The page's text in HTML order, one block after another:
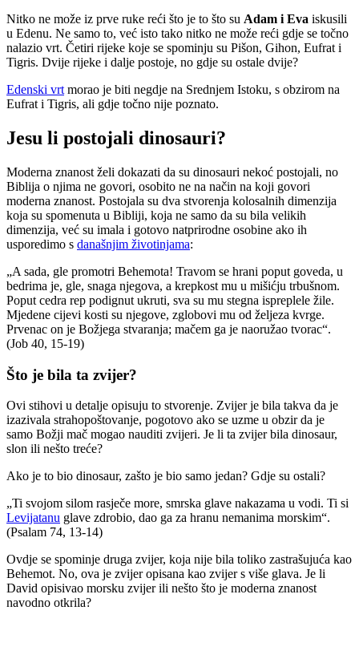
Nitko ne može iz prve ruke reći što je to što su Adam i Eva iskusili
u Edenu. Ne samo to, već isto tako nitko ne može reći gdje se točno
nalazio vrt. Četiri rijeke koje se spominju su Pišon, Gihon, Eufrat i
Tigris. Dvije rijeke i dalje postoje, no gdje su ostale dvije?
Edenski vrt morao je biti negdje na Srednjem Istoku, s obzirom na
Eufrat i Tigris, ali gdje točno nije poznato.
Jesu li postojali dinosauri?
Moderna znanost želi dokazati da su dinosauri nekoć postojali, no
Biblija o njima ne govori, osobito ne na način na koji govori
moderna znanost. Postojala su dva stvorenja kolosalnih dimenzija
koja su spomenuta u Bibliji, koja ne samo da su bila velikih
dimenzija, već su imala i gotovo natprirodne osobine ako ih
usporedimo s današnjim životinjama:
„A sada, gle promotri Behemota! Travom se hrani poput goveda, u
bedrima je, gle, snaga njegova, a krepkost mu u mišićju trbušnom.
Poput cedra rep podignut ukruti, sva su mu stegna ispreplele žile.
Mjedene cijevi kosti su njegove, zglobovi mu od željeza kvrge.
Prvenac on je Božjega stvaranja; mačem ga je naoružao tvorac“.
(Job 40, 15-19)
Što je bila ta zvijer?
Ovi stihovi u detalje opisuju to stvorenje. Zvijer je bila takva da je
izazivala strahopoštovanje, pogotovo ako se uzme u obzir da je
samo Božji mač mogao nauditi zvijeri. Je li ta zvijer bila dinosaur,
slon ili nešto treće?
Ako je to bio dinosaur, zašto je bio samo jedan? Gdje su ostali?
„Ti svojom silom rasječe more, smrska glave nakazama u vodi. Ti si
Levijatanu glave zdrobio, dao ga za hranu nemanima morskim“.
(Psalam 74, 13-14)
Ovdje se spominje druga zvijer, koja nije bila toliko zastrašujuća kao
Behemot. No, ova je zvijer opisana kao zvijer s više glava. Je li
David opisivao morsku zvijer ili nešto što je moderna znanost
navodno otkrila?